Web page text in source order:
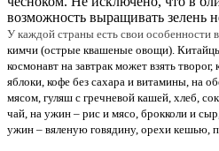
возможность выращивать зелень
У каждой страны есть свои особенности
кимчи (острые квашеные овощи).
космонавт на завтрак может взять
яблоки, кофе без сахара и витамины, на
мясом, гуляш с гречневой кашей, хлеб,
чай, на ужин – рис и мясо, брокколи и
ужин – вяленую говядину, орехи кешью,